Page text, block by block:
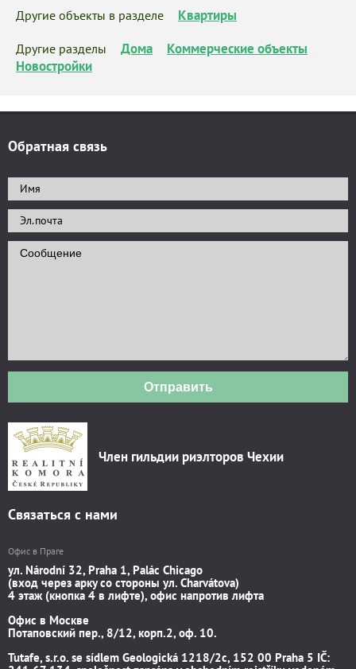
Другие объекты в разделе Квартиры
Другие разделы Дома
Коммерческие объекты
Новостройки
Обратная связь
Отправить
Член гильдии риэлторов Чехии
Связаться с нами
Офис в Праге
ул. Národní 32, Praha 1, Palác Chicago
(вход через арку со стороны ул. Charvátova)
4 этаж (кнопка 4 в лифте), офис напротив лифта
Офис в Москве
Потаповский пер., 8/12, корп.2, оф. 10.
Tutafe, s.r.o. se sídlem Geologická 1218/2c, 152 00 Praha 5 IČ: